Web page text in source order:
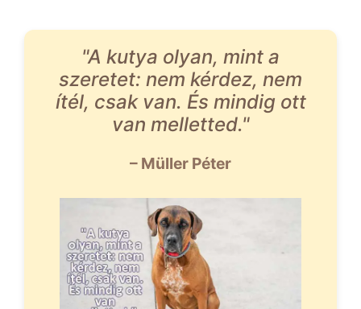
"A kutya olyan, mint a
szeretet: nem kérdez, nem
ítél, csak van. És mindig ott
van melletted."
– Müller Péter